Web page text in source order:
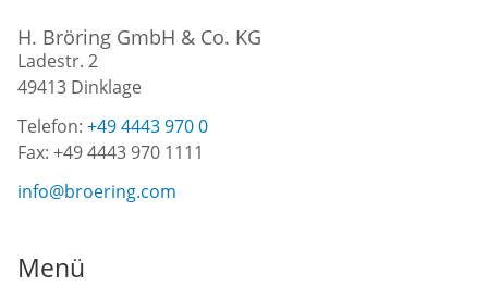
H. Bröring GmbH & Co. KG
Ladestr. 2
49413 Dinklage
Telefon: +49 4443 970 0
Fax: +49 4443 970 1111
info@broering.com
Menü